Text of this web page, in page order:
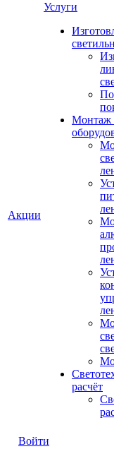
Акции
Услуги
Монтаж
расчёт
Войти